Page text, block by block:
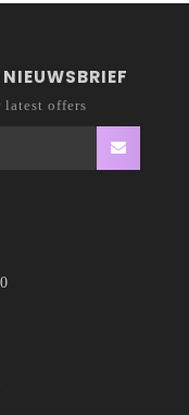
latest offers